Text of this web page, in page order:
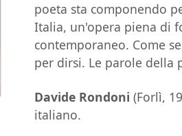
poeta sta componendo
Italia, un'opera piena di
contemporaneo. Come
per dirsi. Le parole della
Davide Rondoni (Forlì,
italiano.